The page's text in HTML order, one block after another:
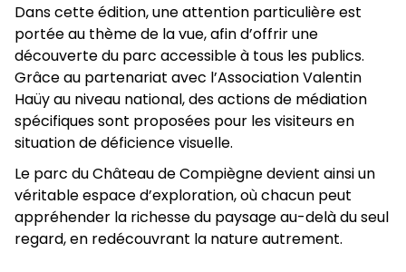
Dans cette édition, une attention particulière est
portée au thème de la vue, afin d’offrir une
découverte du parc accessible à tous les publics.
Grâce au partenariat avec l’Association Valentin
Haüy au niveau national, des actions de médiation
spécifiques sont proposées pour les visiteurs en
situation de déficience visuelle.
Le parc du Château de Compiègne devient ainsi un
véritable espace d’exploration, où chacun peut
appréhender la richesse du paysage au-delà du seul
regard, en redécouvrant la nature autrement.